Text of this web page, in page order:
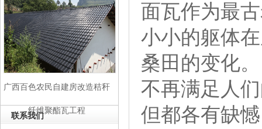
面瓦作为最
小小的躯体
桑田的变化
不再满足人
但都各有缺
广西百色农民自建房改造秸秆
纤维聚酯瓦工程
联系我们